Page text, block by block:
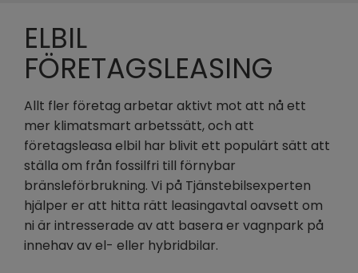
ELBIL
FÖRETAGSLEASING
Allt fler företag arbetar aktivt mot att nå ett
mer klimatsmart arbetssätt, och att
företagsleasa elbil har blivit ett populärt sätt att
ställa om från fossilfri till förnybar
bränsleförbrukning. Vi på Tjänstebilsexperten
hjälper er att hitta rätt leasingavtal oavsett om
ni är intresserade av att basera er vagnpark på
innehav av el- eller hybridbilar.